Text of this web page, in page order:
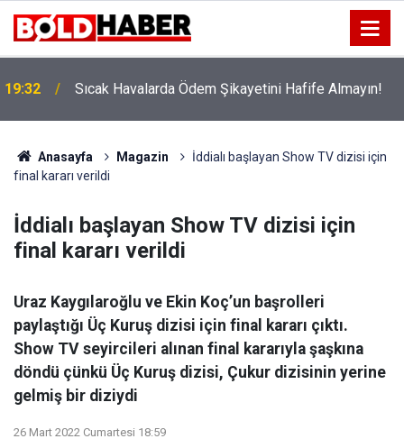
19:32 Sıcak Havalarda Ödem Şikayetini Hafife Almayın!
Anasayfa Magazin
İddialı başlayan Show TV dizisi için
final kararı verildi
İddialı başlayan Show TV dizisi için
final kararı verildi
Uraz Kaygılaroğlu ve Ekin Koç’un başrolleri
paylaştığı Üç Kuruş dizisi için final kararı çıktı.
Show TV seyircileri alınan final kararıyla şaşkına
döndü çünkü Üç Kuruş dizisi, Çukur dizisinin yerine
gelmiş bir diziydi
26 Mart 2022 Cumartesi 18:59